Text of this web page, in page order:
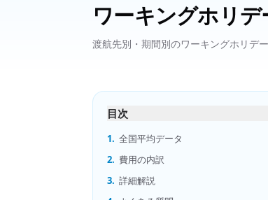
ワーキングホリデ
渡航先別・期間別のワーキングホリデ
目次
1. 全国平均データ
2. 費用の内訳
3. 詳細解説